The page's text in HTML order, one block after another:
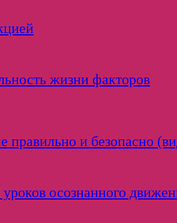
жизни факторов
и безопасно
осознанного